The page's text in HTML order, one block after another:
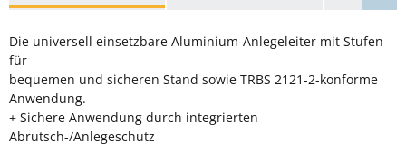
Die universell einsetzbare Aluminium-Anlegeleiter mit Stufen
für
bequemen und sicheren Stand sowie TRBS 2121-2-konforme
Anwendung.
+ Sichere Anwendung durch integrierten
Abrutsch-/Anlegeschutz